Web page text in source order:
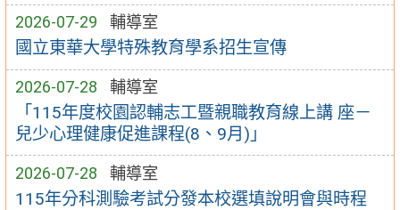
2026-07-29 輔導室
國立東華大學特殊教育學系招生宣傳
2026-07-28 輔導室
「115年度校園認輔志工暨親職教育線上講 座－
兒少心理健康促進課程(8、9月)」
2026-07-28 輔導室
115年分科測驗考試分發本校選填說明會與時程